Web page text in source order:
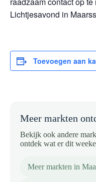
Lichtjesavond in
Toevoegen aan
Meer markten
Bekijk ook andere
ontdek wat er dit
Meer markten in